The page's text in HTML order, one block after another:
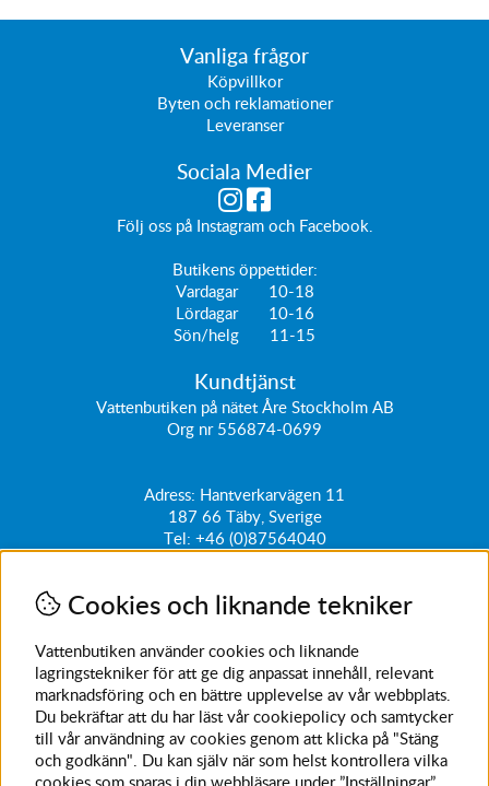
Vanliga frågor
Köpvillkor
Byten och reklamationer
Leveranser
Sociala Medier
Följ oss på Instagramoch Facebook
Butikens öppettider:
Vardagar 10-18
Lördagar 10-16
Sön/helg 11-15
Kundtjänst
Vattenbutiken på nätet Åre Stockholm AB
Org nr 556874-0699
Adress: Hantverkarvägen 11
187 66 Täby, Sverige
Tel: +46 (0)87564040
kundtjanst@vattenbutiken.se
Få vårt nyhetsbrev
Ange din e-post nedan för att ta del av nyheter och
erbjudanden
SKICKA
Avanmäl nyhetsbrev
Cookies och liknande tekniker
Vattenbutiken använder cookies och liknande
lagringstekniker för att ge dig anpassat innehåll, relevant
marknadsföring och en bättre upplevelse av vår webbplats.
Du bekräftar att du har läst vår cookiepolicy och samtycker
till vår användning av cookies genom att klicka på "Stäng
och godkänn". Du kan själv när som helst kontrollera vilka
cookies som sparas i din webbläsare under ”Inställningar”.